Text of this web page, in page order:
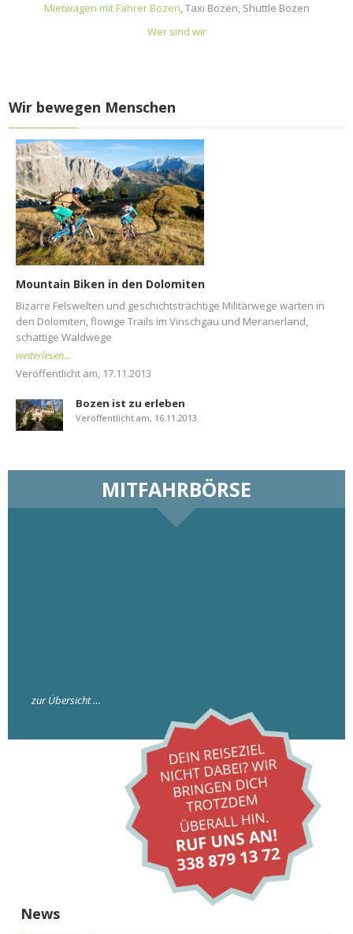
Mietwagen mit Fahrer Bozen, Taxi Bozen, Shuttle Bozen
Wer sind wir
Wir bewegen Menschen
Mountain Biken in den Dolomiten
Bizarre Felswelten und geschichtsträchtige Militärwege warten in
den Dolomiten, flowige Trails im Vinschgau und Meranerland,
schattige Waldwege
weiterlesen...
Veröffentlicht am, 17.11.2013
Bozen ist zu erleben
Veröffentlicht am, 16.11.2013
MITFAHRBÖRSE
zur Übersicht …
News